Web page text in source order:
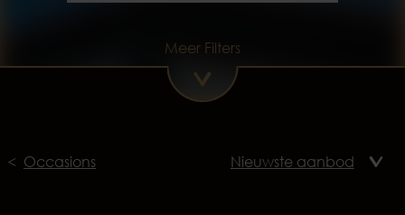
Meer Filters
Occasions